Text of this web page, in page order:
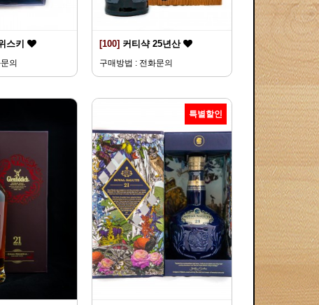
스키
의
[100] 커티샥 25년산
구매방법 : 전화문의
특별할인